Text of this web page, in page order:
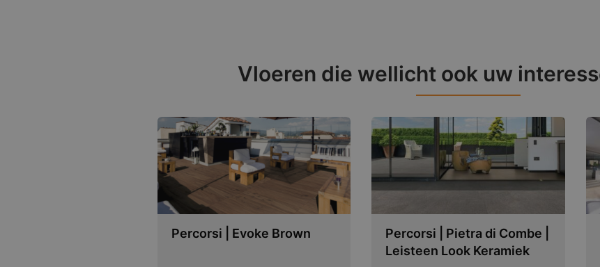
Vloeren die wellicht ook uw
Percorsi | Evoke Brown
Percorsi | Pietra di Combe |
Leisteen Look Keramiek